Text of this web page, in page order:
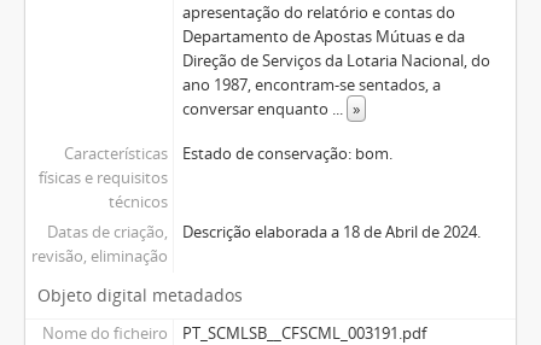
apresentação do relatório e contas do
Departamento de Apostas Mútuas e da
Direção de Serviços da Lotaria Nacional, do
ano 1987, encontram-se sentados, a
conversar enquanto ... »
Características
físicas e requisitos
técnicos
Estado de conservação: bom.
Datas de criação,
revisão, eliminação
Descrição elaborada a 18 de Abril de 2024.
Objeto digital metadados
Nome do ficheiro
PT_SCMLSB__CFSCML_003191.pdf